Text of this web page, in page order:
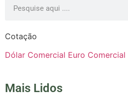
Cotação
Dólar Comercial Euro Comercial
Mais Lidos